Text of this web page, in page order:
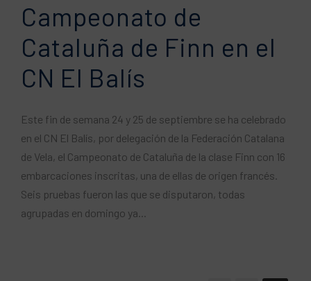
Campeonato de
Cataluña de Finn en el
CN ​​El Balís
Este fin de semana 24 y 25 de septiembre se ha celebrado
en el CN El Balís, por delegación de la Federación Catalana
de Vela, el Campeonato de Cataluña de la clase Finn con 16
embarcaciones inscritas, una de ellas de origen francés.
Seis pruebas fueron las que se disputaron, todas
agrupadas en domingo ya...